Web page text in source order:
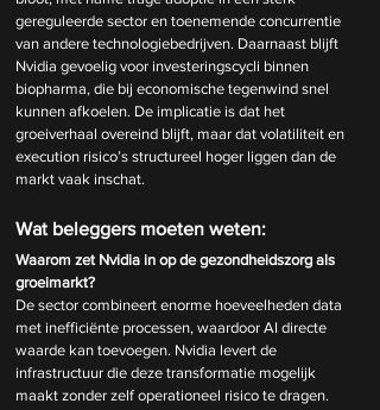
gereguleerde sector en toenemende concurrentie
van andere technologiebedrijven. Daarnaast blijft
Nvidia gevoelig voor investeringscycli binnen
biopharma, die bij economische tegenwind snel
kunnen afkoelen. De implicatie is dat het
groeiverhaal overeind blijft, maar dat volatiliteit en
execution risico’s structureel hoger liggen dan de
markt vaak inschat.
Wat beleggers moeten weten:
Waarom zet Nvidia in op de gezondheidszorg als
groeimarkt?
De sector combineert enorme hoeveelheden data
met inefficiënte processen, waardoor AI directe
waarde kan toevoegen. Nvidia levert de
infrastructuur die deze transformatie mogelijk
maakt zonder zelf operationeel risico te dragen.